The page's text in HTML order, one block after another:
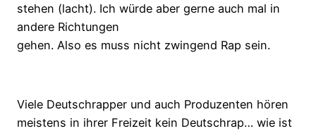
stehen (lacht). Ich würde aber gerne auch mal in
andere Richtungen
gehen. Also es muss nicht zwingend Rap sein.
Viele Deutschrapper und auch Produzenten hören
meistens in ihrer Freizeit kein Deutschrap… wie ist